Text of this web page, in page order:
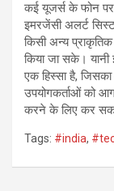
कई यूजर्स के फोन
इमरजेंसी अलर्ट
किसी अन्य
किया जा सके।
एक हिस्सा है,
उपयोगकर्ताओं को
करने के लिए कर
Tags: #india,